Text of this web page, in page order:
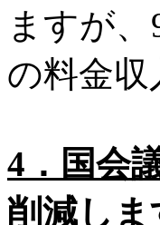
ますが
の料金収
4．国会
削減しま